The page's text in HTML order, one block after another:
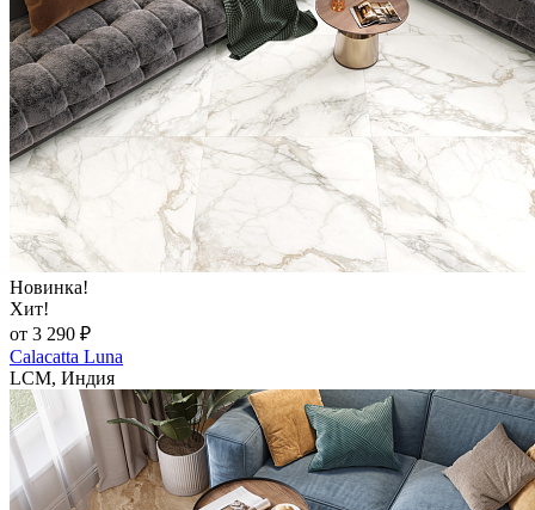
Новинка!
Хит!
от 3 290 ₽
Calacatta Luna
LCM, Индия